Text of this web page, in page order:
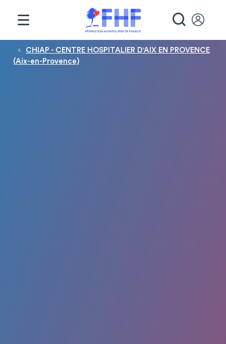
Fil d'Ariane
CHIAP - CENTRE HOSPITALIER D'AIX EN PROVENCE
(Aix-en-Provence)
Panneau de gestion des cookies